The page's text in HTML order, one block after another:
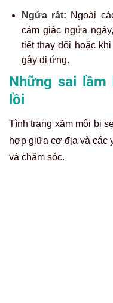
Ngứa rát: Ngoài
cảm giác ngứa
tiết thay đổi hoặc
gây dị ứng.
Những sai
lồi
Tình trạng xăm môi bị
hợp giữa cơ địa và các
và chăm sóc.